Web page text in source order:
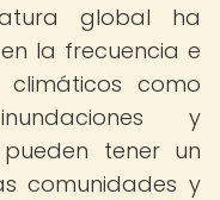
global ha
la frecuencia e
climáticos como
y
tener un
comunidades y